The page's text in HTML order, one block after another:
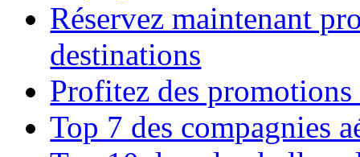
Réservez maintenant
destinations
Profitez des
Top 7 des compagnies